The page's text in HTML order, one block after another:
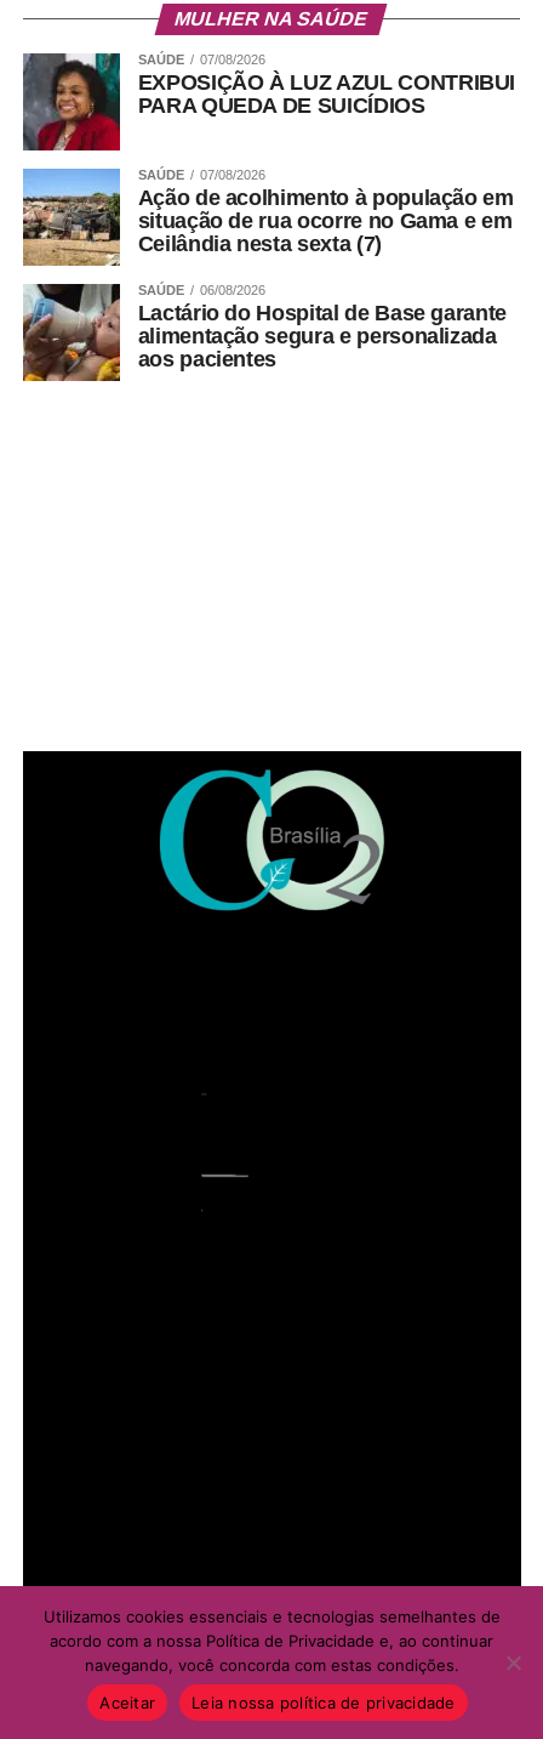
MULHER NA SAÚDE
SAÚDE 07/08/2026
EXPOSIÇÃO À LUZ AZUL CONTRIBUI
PARA QUEDA DE SUICÍDIOS
SAÚDE 07/08/2026
Ação de acolhimento à população em
situação de rua ocorre no Gama e em
Ceilândia nesta sexta (7)
SAÚDE 06/08/2026
Lactário do Hospital de Base garante
alimentação segura e personalizada
aos pacientes
Utilizamos cookies essenciais e tecnologias semelhantes de
acordo com a nossa Política de Privacidade e, ao continuar
navegando, você concorda com estas condições.
Aceitar
Leia nossa política de privacidade